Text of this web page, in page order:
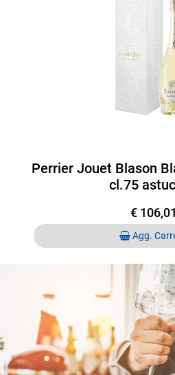
Perrier Jouet Blason
cl.75
€ 106,01
Quantità
Agg.